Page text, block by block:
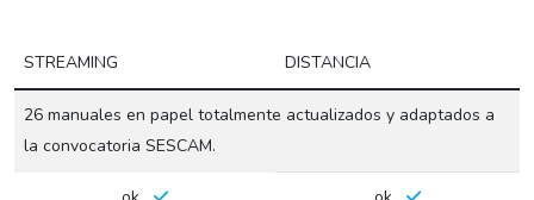
STREAMING DISTANCIA
26 manuales en papel totalmente actualizados y adaptados a
la convocatoria SESCAM.